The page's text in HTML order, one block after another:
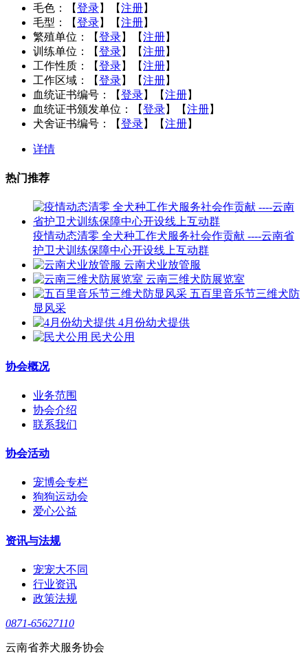
毛色：
【登录】【注册】
毛型：
【登录】【注册】
繁殖单位：
【登录】【注册】
训练单位：
【登录】【注册】
工作性质：
【登录】【注册】
工作区域：
【登录】【注册】
血统证书编号：
【登录】【注册】
血统证书颁发单位：
【登录】【注册】
犬舍证书编号：
【登录】【注册】
详情
热门推荐
疫情动态清零 全犬种工作犬服务社会作贡献 ----云南省
护卫犬训练保障中心开设线上互动群
云南犬业放管服
云南三维犬防展览室
五百里音乐节三维犬防
显风采
4月份幼犬提供
民犬公用
协会概况
业务范围
协会介绍
联系我们
协会活动
宠博会专栏
狗狗运动会
爱心公益
资讯与法规
宠宠大不同
行业资讯
政策法规
0871-65627110
云南省养犬服务协会